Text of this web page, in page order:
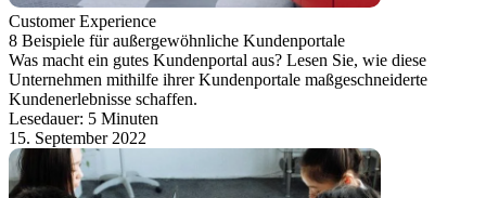
Customer Experience
8 Beispiele für außergewöhnliche Kundenportale
Was macht ein gutes Kundenportal aus? Lesen Sie, wie diese
Unternehmen mithilfe ihrer Kundenportale maßgeschneiderte
Kundenerlebnisse schaffen.
Lesedauer: 5 Minuten
15. September 2022